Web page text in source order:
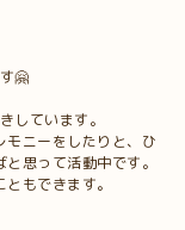
🤗
しています。
モニーをしたりと、ひ
思って活動中です。
もできます。